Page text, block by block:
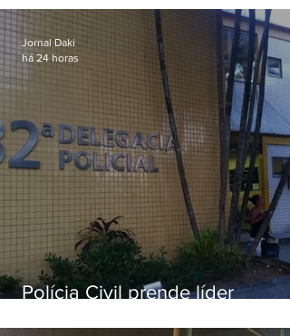
Polícia Civil prende líder
Jornal Daki
há 24 horas